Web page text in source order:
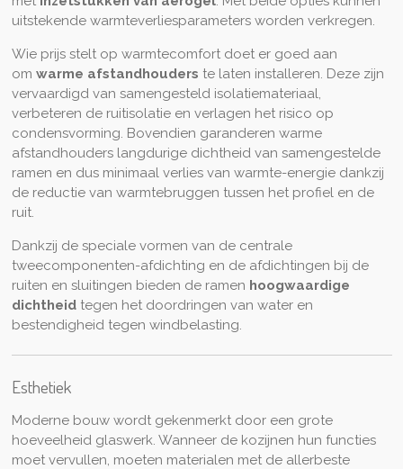
uitstekende warmteverliesparameters worden verkregen.
Wie prijs stelt op warmtecomfort doet er goed aan
om warme afstandhouders te laten installeren. Deze zijn
vervaardigd van samengesteld isolatiemateriaal,
verbeteren de ruitisolatie en verlagen het risico op
condensvorming. Bovendien garanderen warme
afstandhouders langdurige dichtheid van samengestelde
ramen en dus minimaal verlies van warmte-energie dankzij
de reductie van warmtebruggen tussen het profiel en de
ruit.
Dankzij de speciale vormen van de centrale
tweecomponenten-afdichting en de afdichtingen bij de
ruiten en sluitingen bieden de ramen hoogwaardige
dichtheid tegen het doordringen van water en
bestendigheid tegen windbelasting.
Esthetiek
Moderne bouw wordt gekenmerkt door een grote
hoeveelheid glaswerk. Wanneer de kozijnen hun functies
moet vervullen, moeten materialen met de allerbeste